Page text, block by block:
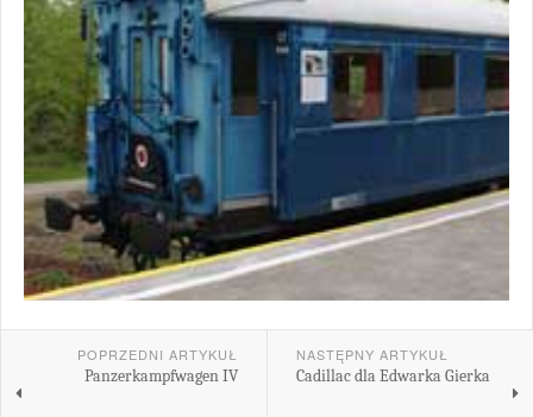
POPRZEDNI ARTYKUŁ
Panzerkampfwagen IV
NASTĘPNY ARTYKUŁ
Cadillac dla Edwarka Gierka